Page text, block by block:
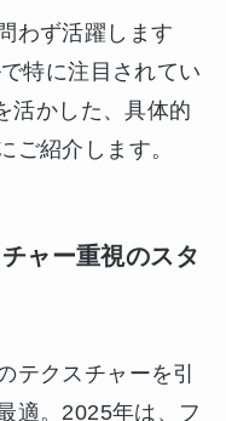
わず活躍します
特に注目されてい
活かした、具体的
ご紹介します。
ャー重視のスタ
テクスチャーを引
適。2025年は、フ